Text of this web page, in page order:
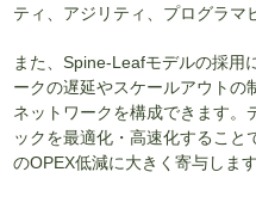
ティ、アジリティ、プログラマ
また、Spine-Leafモデルの採用
ークの遅延やスケールアウトの
ネットワークを構成できます。
ックを最適化・高速化すること
のOPEX低減に大きく寄与します